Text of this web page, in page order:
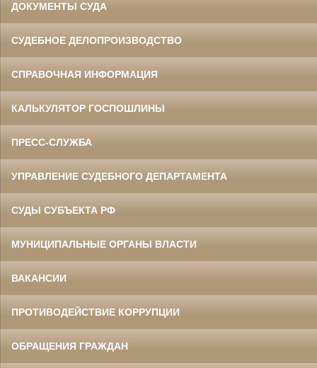
ДОКУМЕНТЫ СУДА
СУДЕБНОЕ ДЕЛОПРОИЗВОДСТВО
СПРАВОЧНАЯ ИНФОРМАЦИЯ
КАЛЬКУЛЯТОР ГОСПОШЛИНЫ
ПРЕСС-СЛУЖБА
УПРАВЛЕНИЕ СУДЕБНОГО ДЕПАРТАМЕНТА
СУДЫ СУБЪЕКТА РФ
МУНИЦИПАЛЬНЫЕ ОРГАНЫ ВЛАСТИ
ВАКАНСИИ
ПРОТИВОДЕЙСТВИЕ КОРРУПЦИИ
ОБРАЩЕНИЯ ГРАЖДАН